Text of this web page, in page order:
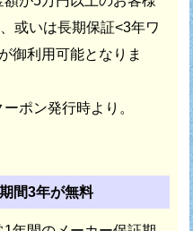
或いは長期保証<3年ワ
御利用可能となりま
ポン発行時より。
間3年が無料